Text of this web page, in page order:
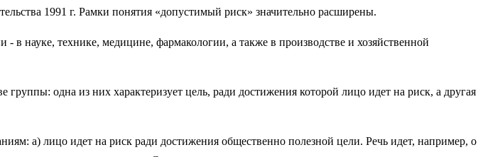
1991 г. Рамки понятия «допустимый риск» значительно расширены.
в науке, технике, медицине, фармакологии, а также в производстве и хозяйственной
одна из них характеризует цель, ради достижения которой лицо идет на риск, а другая
а) лицо идет на риск ради достижения общественно полезной цели. Речь идет, например, о